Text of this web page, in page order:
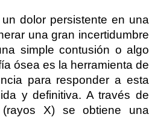
dolor persistente en una
una gran incertidumbre
simple contusión o algo
ósea es la herramienta de
para responder a esta
y definitiva. A través de
X) se obtiene una